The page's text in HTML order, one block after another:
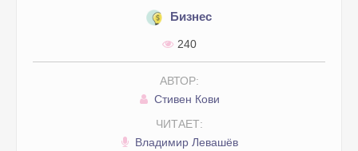
Бизнес
240
АВТОР:
Стивен Кови
ЧИТАЕТ:
Владимир Левашёв